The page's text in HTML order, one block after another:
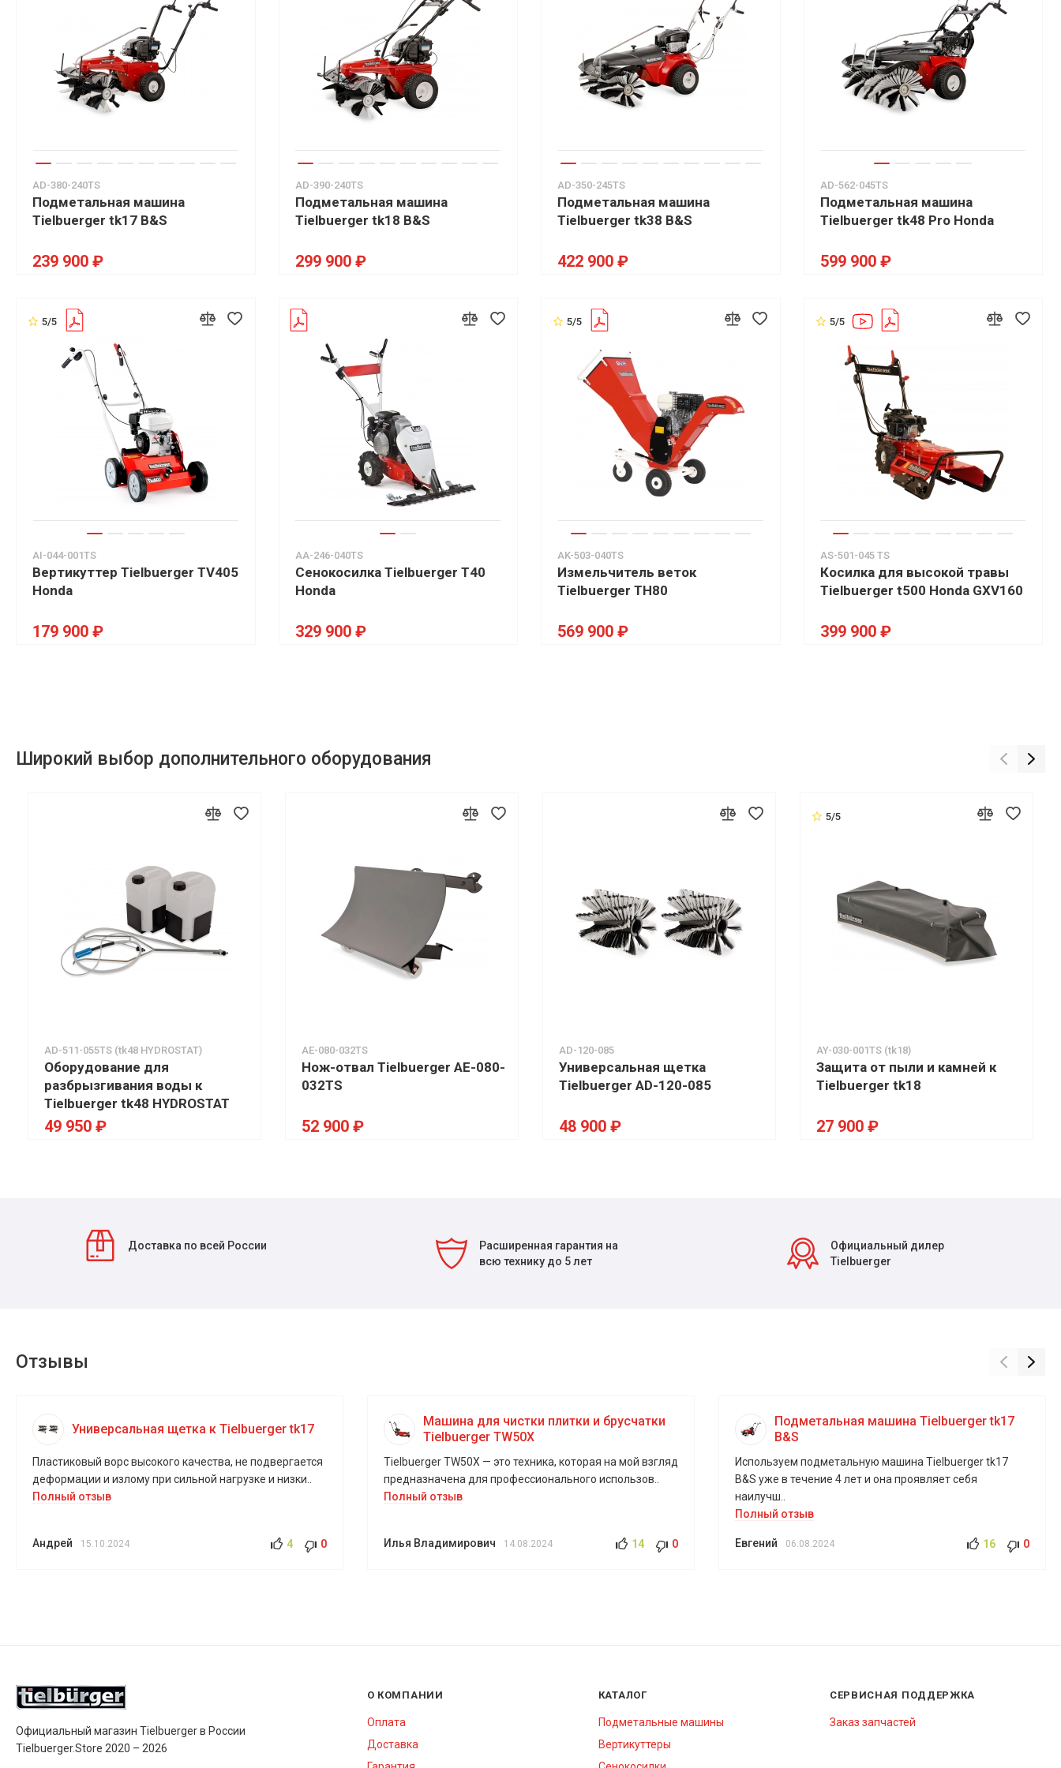
AD-380-240TS
Подметальная машина
Tielbuerger tk17 B&S
239 900 ₽
AD-390-240TS
Подметальная машина
Tielbuerger tk18 B&S
299 900 ₽
AD-350-245TS
Подметальная машина
Tielbuerger tk38 B&S
422 900 ₽
AD-562-045TS
Подметальная машина
Tielbuerger tk48 Pro Honda
599 900 ₽
5/5
AI-044-001TS
Вертикуттер Tielbuerger TV405
Honda
179 900 ₽
AA-246-040TS
Сенокосилка Tielbuerger T40
Honda
329 900 ₽
5/5
AK-503-040TS
Измельчитель веток
Tielbuerger TH80
569 900 ₽
5/5
AS-501-045 TS
Косилка для высокой травы
Tielbuerger t500 Honda GXV160
399 900 ₽
Широкий выбор дополнительного оборудования
AD-511-055TS (tk48 HYDROSTAT)
Оборудование для
разбрызгивания воды к
Tielbuerger tk48 HYDROSTAT
49 950 ₽
AE-080-032TS
Нож-отвал Tielbuerger AE-080-
032TS
52 900 ₽
AD-120-085
Универсальная щетка
Tielbuerger AD-120-085
48 900 ₽
5/5
AY-030-001TS (tk18)
Защита от пыли и камней к
Tielbuerger tk18
27 900 ₽
Доставка по всей России
Расширенная гарантия на
всю технику до 5 лет
Официальный дилер
Tielbuerger
Отзывы
Универсальная щетка к Tielbuerger tk17
Пластиковый ворс высокого качества, не подвергается
деформации и излому при сильной нагрузке и низки..
Полный отзыв
Андрей 15.10.2024 4 0
Машина для чистки плитки и брусчатки
Tielbuerger TW50X
Tielbuerger TW50X — это техника, которая на мой взгляд
предназначена для профессионального использов..
Полный отзыв
Илья Владимирович 14.08.2024 14 0
Подметальная машина Tielbuerger tk17
B&S
Используем подметальную машина Tielbuerger tk17
B&S уже в течение 4 лет и она проявляет себя
наилучш..
Полный отзыв
Евгений 06.08.2024 16 0
Официальный магазин Tielbuerger в России
Tielbuerger.Store 2020 – 2026
О КОМПАНИИ
Оплата
Доставка
КАТАЛОГ
Подметальные машины
Вертикуттеры
СЕРВИСНАЯ ПОДДЕРЖКА
Заказ запчастей